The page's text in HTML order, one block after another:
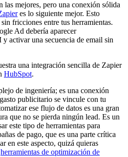
las mejores, pero una conexión sólida
es lo siguiente mejor. Esto
fricciones entre tus herramientas.
Ad debería aparecer
activar una secuencia de email sin
una integración sencilla de Zapier
HubSpot.
de ingeniería; es una conexión
publicitario se vincule con tu
ese flujo de datos es una gran
que no se pierda ningún lead. Es un
este tipo de herramientas para
de pago, que es una parte crítica
en este aspecto, quizá quieras
herramientas de optimización de